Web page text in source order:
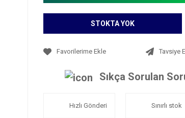
STOKTA YOK
Tavsiye
Sıkça Sorulan
Hızlı Gönderi Sınırlı stok